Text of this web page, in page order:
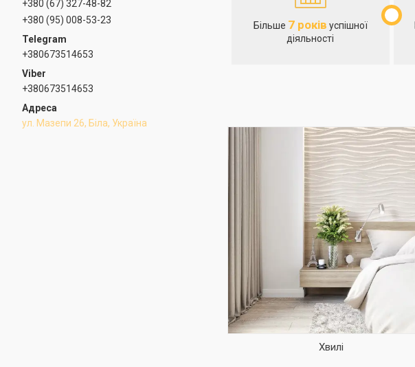
+380 (67) 327-48-82
+380 (95) 008-53-23
+380673514653
+380673514653
ул. Мазепи 26, Біла, Україна
Більше 7 років успішної
діяльності
Хвилі